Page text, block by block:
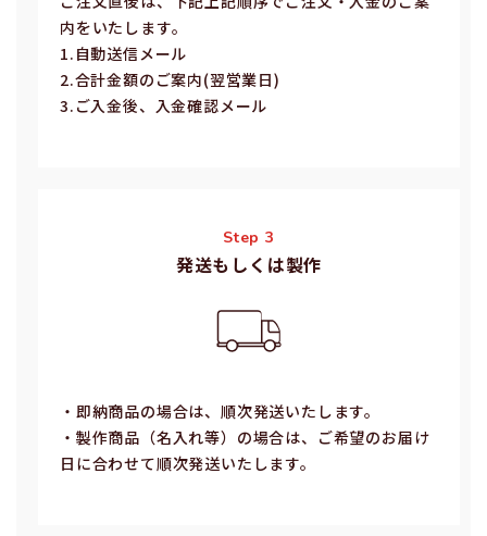
内をいたします。
1.⾃動送信メール
2.合計⾦額のご案内(翌営業⽇)
3.ご⼊⾦後、⼊⾦確認メール
Step 3
発送もしくは製作
・即納商品の場合は、順次発送いたします。
・製作商品（名⼊れ等）の場合は、ご希望のお届け
⽇に合わせて順次発送いたします。